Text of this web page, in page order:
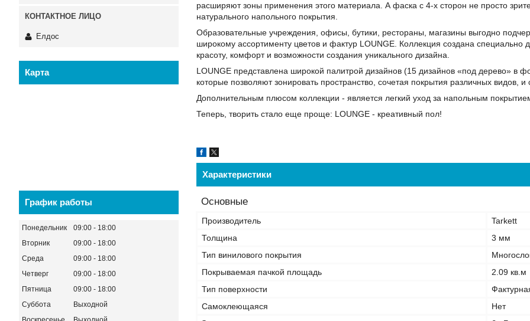
расширяют зоны применения этого материала. А фаска с 4-х сторон не просто
натурального напольного покрытия.
Образовательные учреждения, офисы, бутики, рестораны, магазины выгодно
широкому ассортименту цветов и фактур LOUNGE. Коллекция создана
красоту, комфорт и возможности создания уникального дизайна.
LOUNGE представлена широкой палитрой дизайнов (15 дизайнов «под дерево» в
которые позволяют зонировать пространство, сочетая покрытия различных видов, и
Дополнительным плюсом коллекции - является легкий уход за напольным
Теперь, творить стало еще проще: LOUNGE - креативный пол!
Характеристики
Основные
Производитель
Tarkett
Толщина
3 мм
Тип винилового покрытия
Покрываемая пачкой площадь
2.09 кв.м
Тип поверхности
Самоклеющаяся
Нет
Елдос
Карта
График работы
Понедельник 09:00
18:00
Вторник
09:00
18:00
Среда
09:00
18:00
Четверг
09:00
18:00
Пятница
09:00
18:00
Суббота
Выходной